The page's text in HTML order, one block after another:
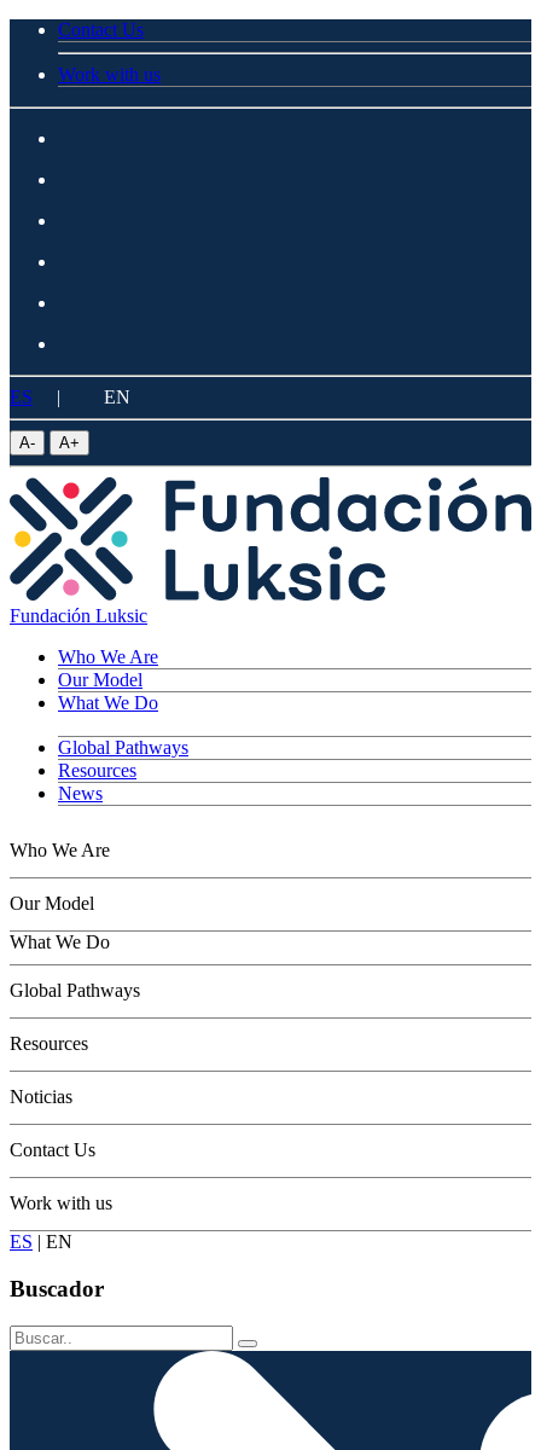
Contact Us
Work with us
ES | EN
A- A+
Fundación Luksic
Who We Are
Our Model
What We Do
Global Pathways
Resources
News
Who We Are
Our Model
What We Do
Youth
Adults
Seniors
Conservation
Global Pathways
Resources
Noticias
Contact Us
Work with us
ES | EN
Buscador